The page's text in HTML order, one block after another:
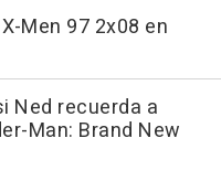
Men 97 2x08 en
Ned recuerda a
Man: Brand New